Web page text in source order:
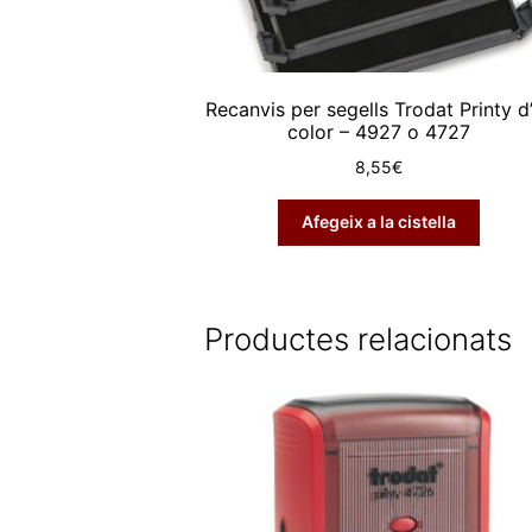
Recanvis per segells Trodat Printy
color – 4927 o 4727
8,55€
Afegeix a la cistella
Productes relacionats